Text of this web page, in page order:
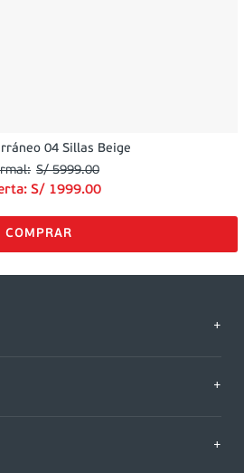
04 Sillas Beige
S/ 5999.00
S/ 1999.00
+
+
+